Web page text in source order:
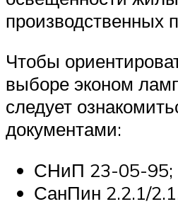
производственных
Чтобы
выборе эконом
следует
документами:
СНиП 23-05-95;
СанПин 2.2.1/